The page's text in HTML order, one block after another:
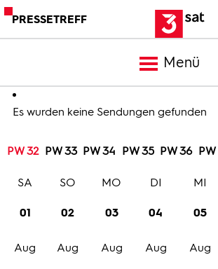
PRESSETREFF
Menü
Meldungen
Programm
Trailer
Es wurden keine Sendungen gefunden
PW 32 PW 33 PW 34 PW 35 PW 36
01
Aug
SA
02
Aug
SO
03
Aug
MO
04
Aug
DI
05
Aug
MI